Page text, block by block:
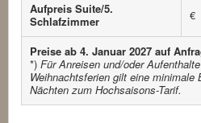
Aufpreis Suite/5.
Schlafzimmer
€
Preise ab 4. Januar 2027 auf
*) Für Anreisen und/oder
Weihnachtsferien gilt eine minimale
Nächten zum Hochsaisons-Tarif.